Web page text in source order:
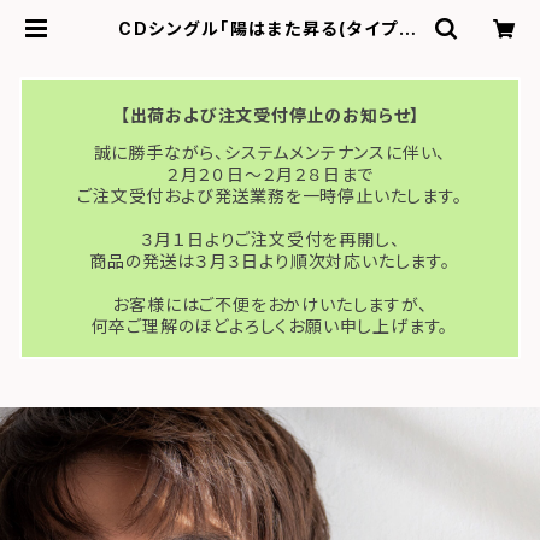
CDシングル「陽はまた昇る(タイプＢ)
ore
【出荷および注文受付停止のお知らせ】
誠に勝手ながら、システムメンテナンスに伴い、
２月２０日〜２月２８日まで
ご注文受付および発送業務を一時停止いたします。
３月１日よりご注文受付を再開し、
商品の発送は３月３日より順次対応いたします。
お客様にはご不便をおかけいたしますが、
何卒ご理解のほどよろしくお願い申し上げます。